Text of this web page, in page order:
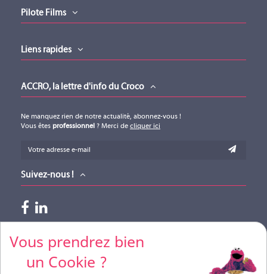
Pilote Films
Liens rapides
Vous prendrez bien
un Cookie ?
ACCRO, la lettre d'info du Croco
Ne manquez rien de notre actualité, abonnez-vous !
Vous êtes professionnel ? Merci de cliquer ici
Suivez-nous !
Paiements acceptés
Pour vos règlements par CB, merci de nous contacter